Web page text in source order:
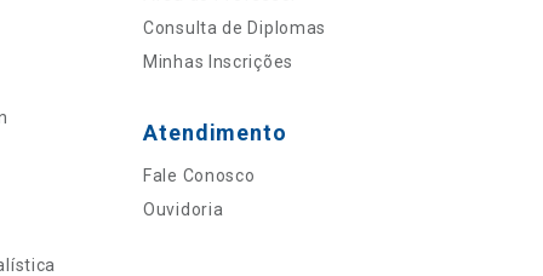
Consulta de Diplomas
Minhas Inscrições
Atendimento
Fale Conosco
Ouvidoria